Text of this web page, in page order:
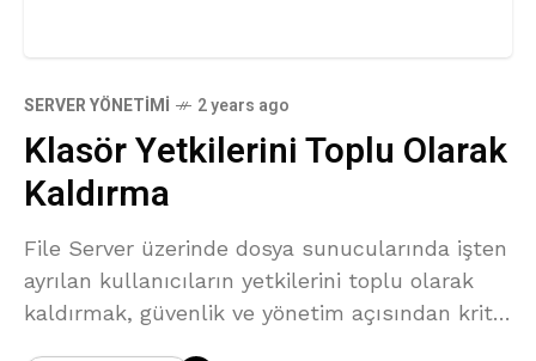
SERVER YÖNETIMI 2 years ago
Klasör Yetkilerini Toplu Olarak
Kaldırma
File Server üzerinde dosya sunucularında işten
ayrılan kullanıcıların yetkilerini toplu olarak
kaldırmak, güvenlik ve yönetim açısından kritik